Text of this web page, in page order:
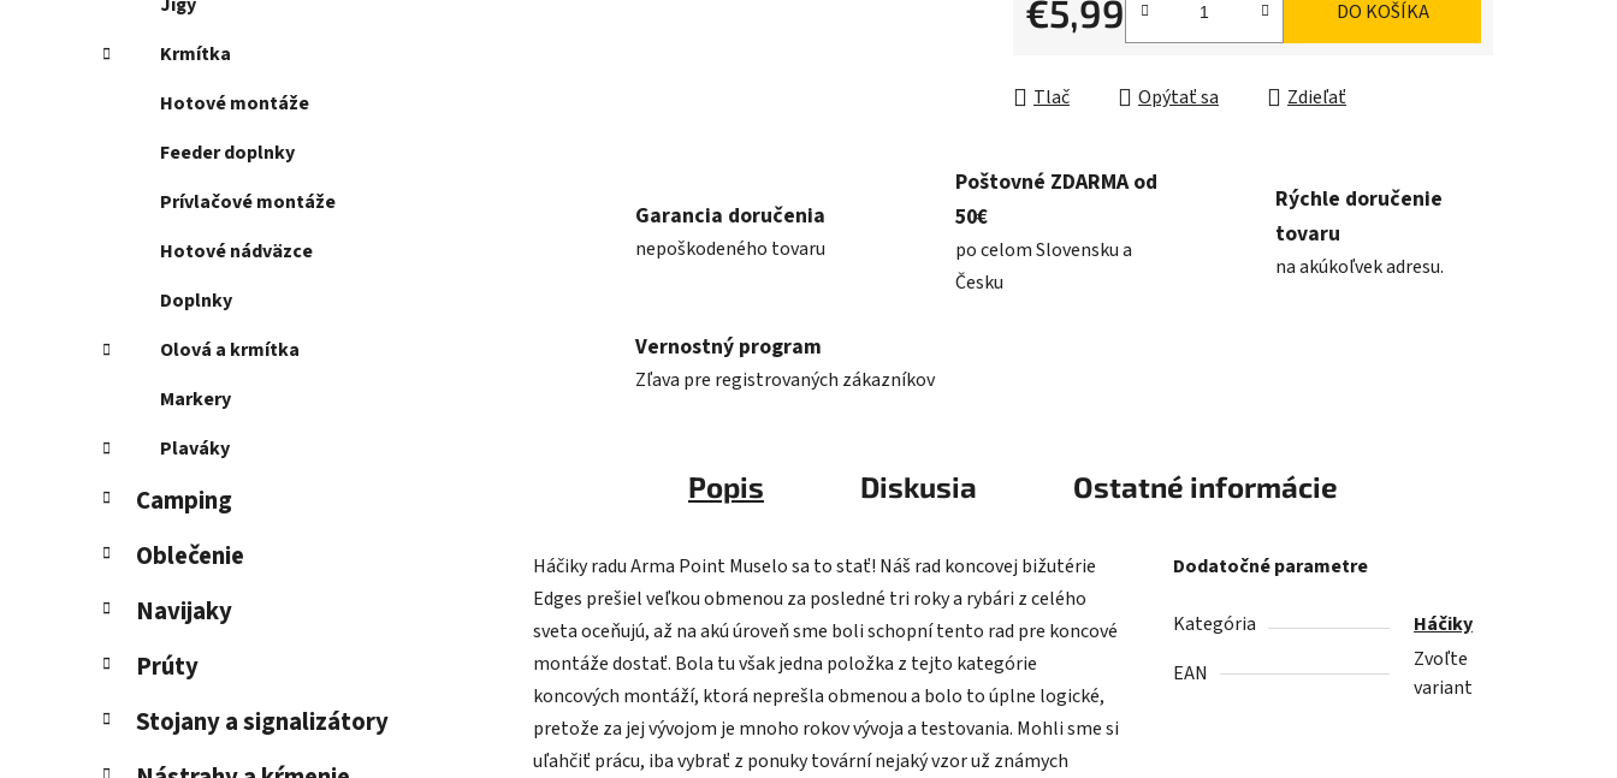
Krmítka
Hotové montáže
Feeder doplnky
Prívlačové montáže
Hotové nádväzce
Doplnky
Olová a krmítka
Markery
Plaváky
Camping
Oblečenie
Navijaky
Prúty
Stojany a signalizátory
€5,99
Jednotková cena:
DO KOŠÍKA
Tlač Opýtať sa Zdieľať
Garancia doručenia
nepoškodeného tovaru
Poštovné ZDARMA od
50€
po celom Slovensku a
Česku
Rýchle doručenie
tovaru
na akúkoľvek adresu.
Vernostný program
Zľava pre registrovaných zákazníkov
Popis Diskusia Ostatné informácie
Háčiky radu Arma Point Muselo sa to stať! Náš rad koncovej bižutérie
Edges prešiel veľkou obmenou za posledné tri roky a rybári z celého
sveta oceňujú, až na akú úroveň sme boli schopní tento rad pre koncové
montáže dostať. Bola tu však jedna položka z tejto kategórie
koncových montáží, ktorá neprešla obmenou a bolo to úplne logické,
pretože za jej vývojom je mnoho rokov vývoja a testovania. Mohli sme si
uľahčiť prácu, iba vybrať z ponuky tovární nejaký vzor už známych
Dodatočné parametre
Kategória
Háčiky
EAN
Zvoľte
variant